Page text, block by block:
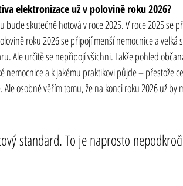
elektronizace už v polovině roku 2026?
bude skutečně hotová v roce 2025. V roce 2025 se
roku 2026 se připojí menší nemocnice a
Ale určitě se nepřipojí všichni. Takže pohled
nemocnice a k jakému praktikovi půjde – přestože
osobně věřím tomu, že na konci roku 2026 už by
standard. To je naprosto